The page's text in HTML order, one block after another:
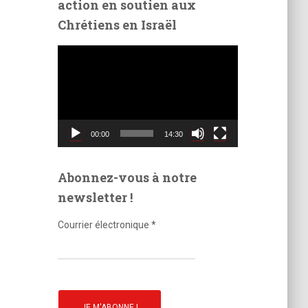
é
o
action en soutien aux
Chrétiens en Israël
é
o
00:00 14:30
Abonnez-vous à notre
newsletter !
Courrier électronique *